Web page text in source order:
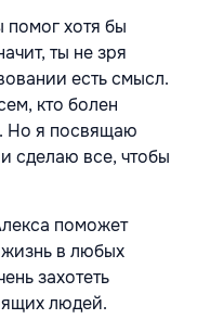
помог хотя бы
ты не зря
есть смысл.
кто болен
Но я посвящаю
сделаю все, чтобы
поможет
в любых
захотеть
людей.